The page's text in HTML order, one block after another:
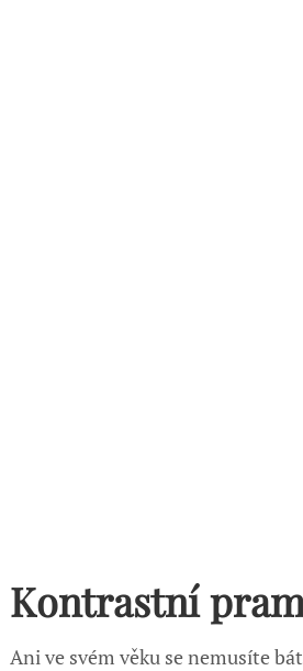
Kontrastní
Ani ve svém věku se nemusíte